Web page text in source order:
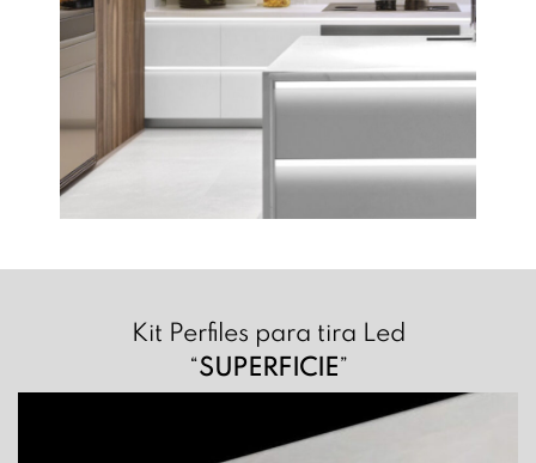
Kit Perfiles para tira Led
“SUPERFICIE”